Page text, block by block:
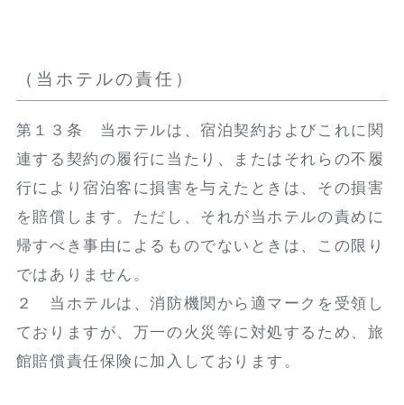
（当ホテルの責任）
第１３条 当ホテルは、宿泊契約およびこれに関
連する契約の履行に当たり、またはそれらの不履
行により宿泊客に損害を与えたときは、その損害
を賠償します。ただし、それが当ホテルの責めに
帰すべき事由によるものでないときは、この限り
ではありません。
２ 当ホテルは、消防機関から適マークを受領し
ておりますが、万一の火災等に対処するため、旅
館賠償責任保険に加入しております。